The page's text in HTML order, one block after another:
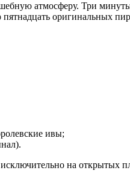
атмосферу. Три
оригинальных
ивы;
на открытых